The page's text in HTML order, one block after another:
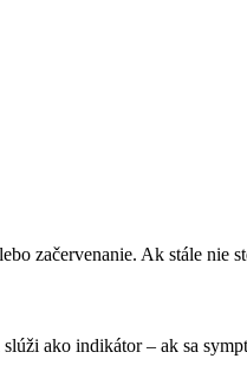
začervenanie. Ak stále nie
ako indikátor – ak sa